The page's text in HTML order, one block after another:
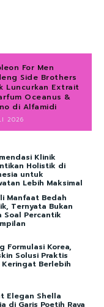
For Men
Side Brothers
Luncurkan Extrait
Oceanus &
di Alfamidi
2026
Klinik
Holistik di
untuk
Lebih Maksimal
Manfaat Bedah
Ternyata Bukan
Soal Percantik
Formulasi Korea,
Solusi Praktis
Berlebih
Elegan Shella
di Garis Poetih Raya